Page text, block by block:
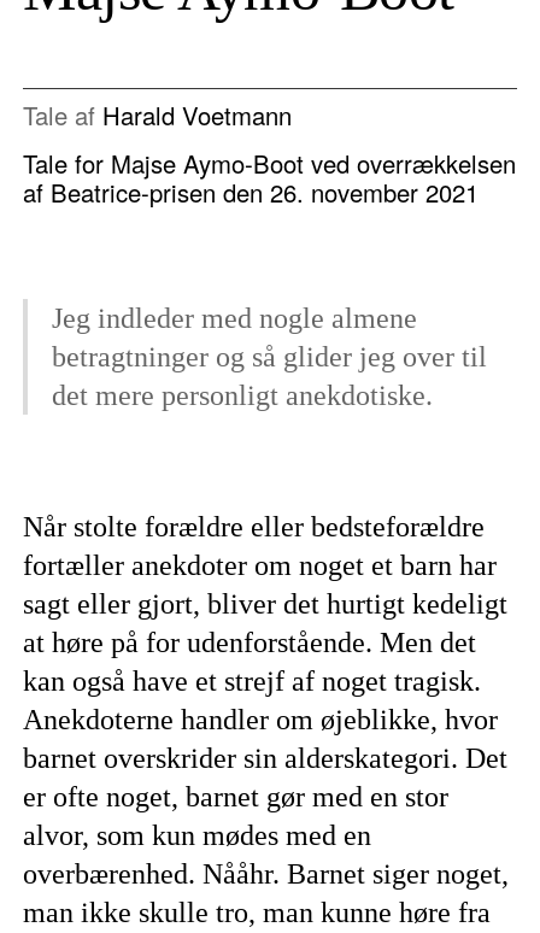
Tale af Harald Voetmann
Tale for Majse Aymo-Boot ved overrækkelsen
af Beatrice-prisen den 26. november 2021
Jeg indleder med nogle almene
betragtninger og så glider jeg over til
det mere personligt anekdotiske.
Når stolte forældre eller bedsteforældre
fortæller anekdoter om noget et barn har
sagt eller gjort, bliver det hurtigt kedeligt
at høre på for udenforstående. Men det
kan også have et strejf af noget tragisk.
Anekdoterne handler om øjeblikke, hvor
barnet overskrider sin alderskategori. Det
er ofte noget, barnet gør med en stor
alvor, som kun mødes med en
overbærenhed. Nååhr. Barnet siger noget,
man ikke skulle tro, man kunne høre fra